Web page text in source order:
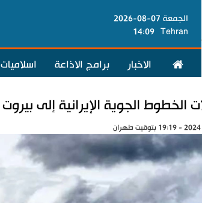
الجمعة 07-08-2026
Tehran
14:09
الاخبار برامج الاذاعة اسلاميات
الخطوط الجوية الإيرانية إلى بيروت